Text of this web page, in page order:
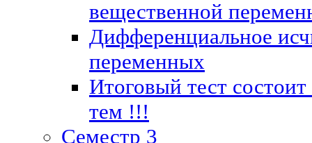
вещественной
Дифференциальное
переменных
Итоговый тест
тем !!!
Семестр 3